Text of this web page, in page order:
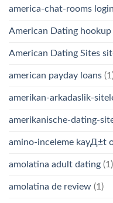
america-chat-rooms login
American Dating hookup
American Dating Sites
american payday loans
amerikan-arkadaslik-
amerikanische-dating-
amino-inceleme kayД±t
amolatina adult dating (1)
amolatina de review (1)